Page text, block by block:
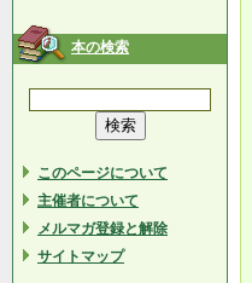
本の検索
このページについて
主催者について
メルマガ登録と解除
サイトマップ